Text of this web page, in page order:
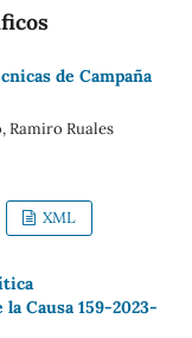
de Campaña
Ramiro Ruales
XML
Causa 159-2023-